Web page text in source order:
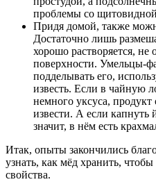
проблемы со
Придя домой, также
Достаточно лишь
хорошо растворяется, не
поверхности. Умельцы-
подделывать его,
известь. Если в чайную
немного уксуса, продукт
извести. А если капнуть
значит, в нём есть
Итак, опыты закончились
узнать, как мёд хранить,
свойства.